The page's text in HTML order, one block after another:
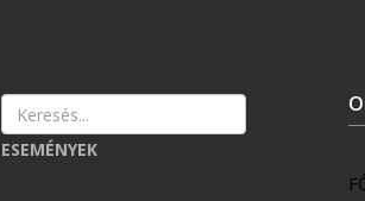
ESEMÉNYEK